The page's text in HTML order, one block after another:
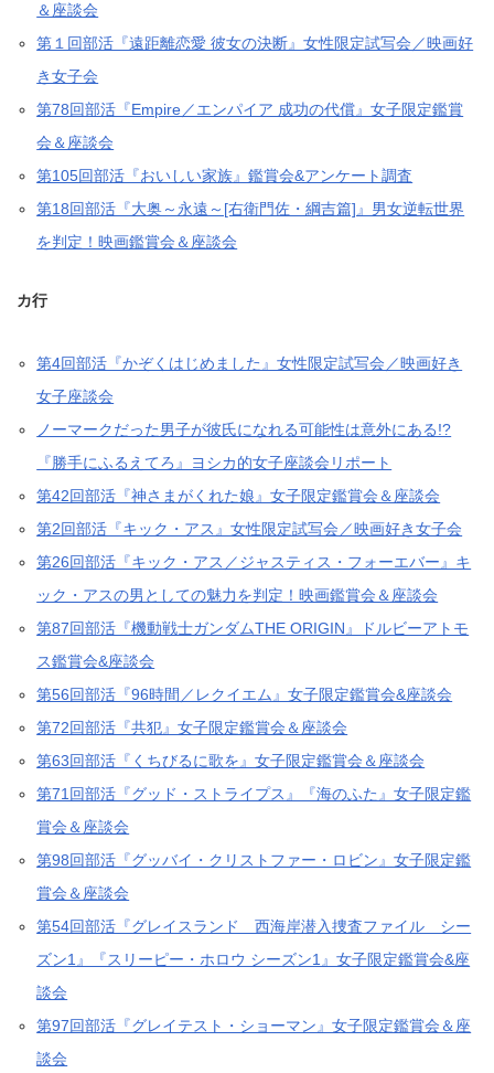
＆座談会
第１回部活『遠距離恋愛 彼女の決断』女性限定試写会／映画好
き女子会
第78回部活『Empire／エンパイア 成功の代償』女子限定鑑賞
会＆座談会
第105回部活『おいしい家族』鑑賞会&アンケート調査
第18回部活『大奥～永遠～[右衛門佐・綱吉篇]』男女逆転世界
を判定！映画鑑賞会＆座談会
カ行
第4回部活『かぞくはじめました』女性限定試写会／映画好き
女子座談会
ノーマークだった男子が彼氏になれる可能性は意外にある!?
『勝手にふるえてろ』ヨシカ的女子座談会リポート
第42回部活『神さまがくれた娘』女子限定鑑賞会＆座談会
第2回部活『キック・アス』女性限定試写会／映画好き女子会
第26回部活『キック・アス／ジャスティス・フォーエバー』キ
ック・アスの男としての魅力を判定！映画鑑賞会＆座談会
第87回部活『機動戦士ガンダムTHE ORIGIN』ドルビーアトモ
ス鑑賞会&座談会
第56回部活『96時間／レクイエム』女子限定鑑賞会&座談会
第72回部活『共犯』女子限定鑑賞会＆座談会
第63回部活『くちびるに歌を』女子限定鑑賞会＆座談会
第71回部活『グッド・ストライプス』『海のふた』女子限定鑑
賞会＆座談会
第98回部活『グッバイ・クリストファー・ロビン』女子限定鑑
賞会＆座談会
第54回部活『グレイスランド 西海岸潜入捜査ファイル シー
ズン1』『スリーピー・ホロウ シーズン1』女子限定鑑賞会&座
談会
第97回部活『グレイテスト・ショーマン』女子限定鑑賞会＆座
談会